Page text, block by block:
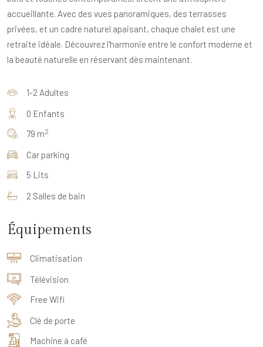
accueillante. Avec des vues panoramiques, des terrasses
privées, et un cadre naturel apaisant, chaque chalet est une
retraite idéale. Découvrez l'harmonie entre le confort moderne et
la beauté naturelle en réservant dès maintenant.
1-2 Adultes
0 Enfants
79 m2
Car parking
5 Lits
2 Salles de bain
Équipements
Climatisation
Télévision
Free Wifi
Clé de porte
Machine à café